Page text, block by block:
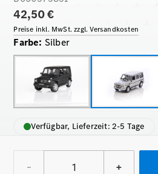
42,50 €
Preise inkl. MwSt. zzgl. Versandkosten
Farbe: Silber
Verfügbar, Lieferzeit: 2-5 Tage
– +